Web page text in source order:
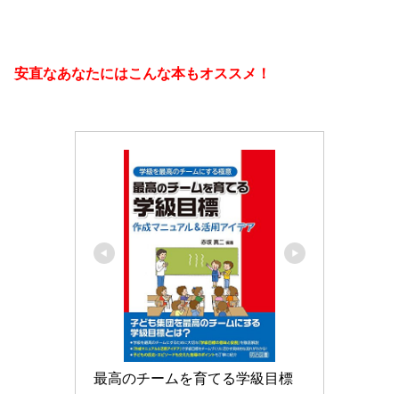
安直なあなたにはこんな本もオススメ！
最高のチームを育てる学級目標